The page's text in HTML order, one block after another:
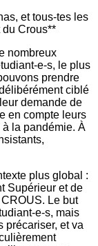
et tous-tes les
du Crous**
nombreux
e-s, le plus
prendre
ciblé
demande de
en compte leurs
la pandémie. À
plus global :
Supérieur et de
Le but
e-s, mais
précariser, et va